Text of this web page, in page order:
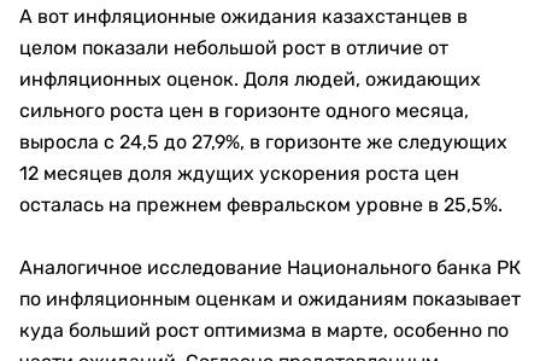
А вот инфляционные ожидания казахстанцев в
целом показали небольшой рост в отличие от
инфляционных оценок. Доля людей, ожидающих
сильного роста цен в горизонте одного месяца,
выросла с 24,5 до 27,9%, в горизонте же следующих
12 месяцев доля ждущих ускорения роста цен
осталась на прежнем февральском уровне в 25,5%.
Аналогичное исследование Национального банка РК
по инфляционным оценкам и ожиданиям показывает
куда больший рост оптимизма в марте, особенно по